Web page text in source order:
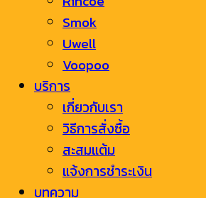
Smok
Uwell
Voopoo
บริการ
เกี่ยวกับเรา
วิธีการสั่งซื้อ
สะสมแต้ม
แจ้งการชำระเงิน
บทความ